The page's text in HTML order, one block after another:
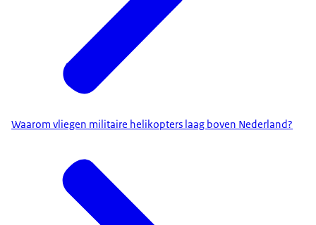
Waarom vliegen militaire helikopters laag boven Nederland?